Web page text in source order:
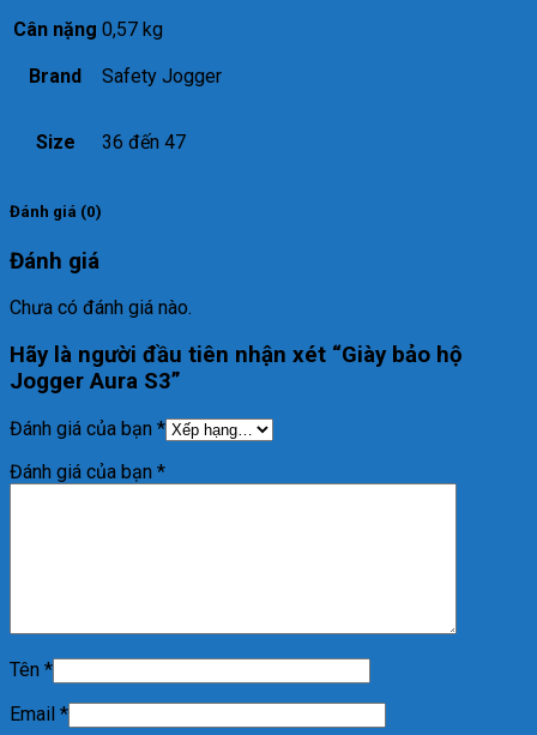
Cân nặng 0,57 kg
Brand Safety Jogger
Size 36 đến 47
Đánh giá (0)
Đánh giá
Chưa có đánh giá nào.
Hãy là người đầu tiên nhận xét “Giày bảo hộ
Jogger Aura S3”
Đánh giá của bạn *
Đánh giá của bạn *
Tên *
Email *